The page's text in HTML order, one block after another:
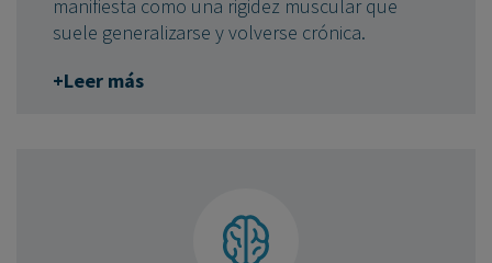
manifiesta como una rigidez muscular que
suele generalizarse y volverse crónica.
+Leer más